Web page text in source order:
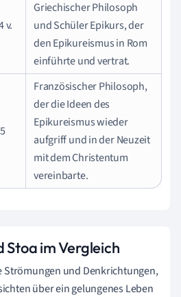
v.
Griechischer Philosoph
und Schüler Epikurs, der
den Epikureismus in Rom
einführte und vertrat.
Französischer Philosoph,
der die Ideen des
Epikureismus wieder
aufgriff und in der Neuzeit
mit dem Christentum
vereinbarte.
Stoa im Vergleich
Strömungen und Denkrichtungen,
über ein gelungenes Leben